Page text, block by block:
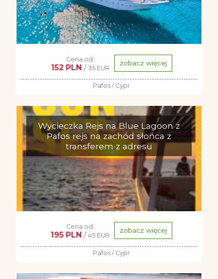
Cena od:
152 PLN / 35 EUR
zobacz więcej
Pafos / Cypr
Wycieczka Rejs na Blue Lagoon z
Pafos rejs na zachód słońca z
transferem z adresu
Cena od:
195 PLN / 45 EUR
zobacz więcej
Pafos / Cypr